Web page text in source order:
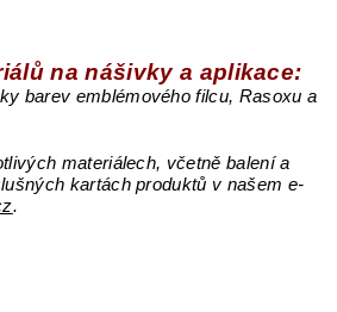
na nášivky a aplikace:
barev emblémového filcu, Rasoxu a
materiálech, včetně balení a
kartách produktů v našem e-
.